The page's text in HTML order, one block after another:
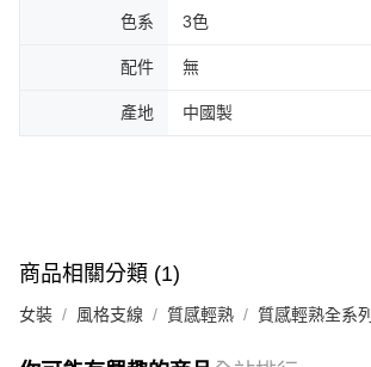
色系 3色
配件 無
產地 中國製
商品相關分類 (1)
女裝 風格支線 質感輕熟 質感輕熟全系列